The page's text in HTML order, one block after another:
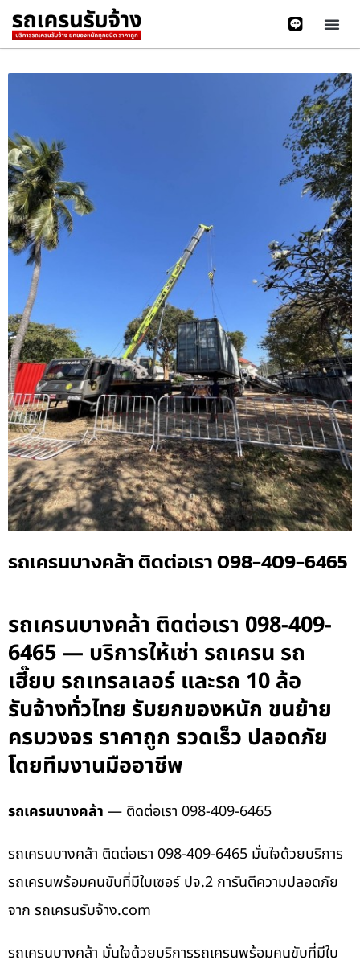
รถเครนบางคล้า ติดต่อเรา 098-409-6465
รถเครนบางคล้า ติดต่อเรา 098-409-
6465 — บริการให้เช่า รถเครน รถ
เฮี๊ยบ รถเทรลเลอร์ และรถ 10 ล้อ
รับจ้างทั่วไทย รับยกของหนัก ขนย้าย
ครบวงจร ราคาถูก รวดเร็ว ปลอดภัย
โดยทีมงานมืออาชีพ
รถเครนบางคล้า — ติดต่อเรา 098-409-6465
รถเครนบางคล้า ติดต่อเรา 098-409-6465 มั่นใจด้วยบริการ
รถเครนพร้อมคนขับที่มีใบเซอร์ ปจ.2 การันตีความปลอดภัย
จาก รถเครนรับจ้าง.com
รถเครนบางคล้า มั่นใจด้วยบริการรถเครนพร้อมคนขับที่มีใบ